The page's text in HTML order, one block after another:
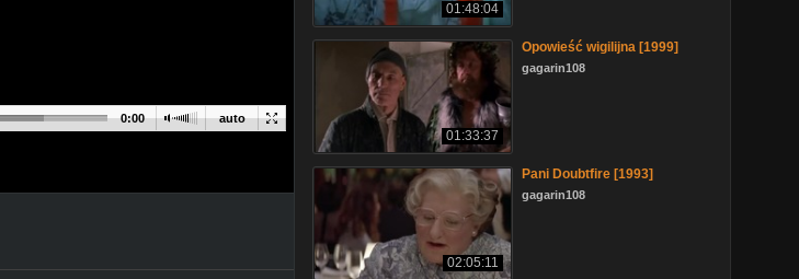
auto
0:00
01:48:04
01:33:37
Opowieść wigilijna [1999]
gagarin108
02:05:11
Pani Doubtfire [1993]
gagarin108